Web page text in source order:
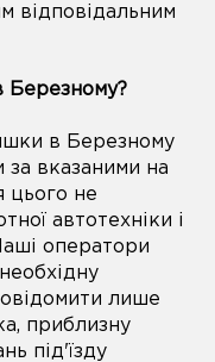
відповідальним
Березному?
в Березному
за вказаними на
цього не
автотехніки і
оператори
лише
приблизну
під'їзду